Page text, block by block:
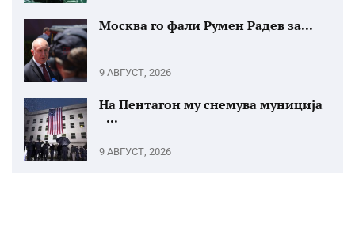
Москва го фали Румен Радев за...
9 АВГУСТ, 2026
На Пентагон му снемува муниција
–...
9 АВГУСТ, 2026